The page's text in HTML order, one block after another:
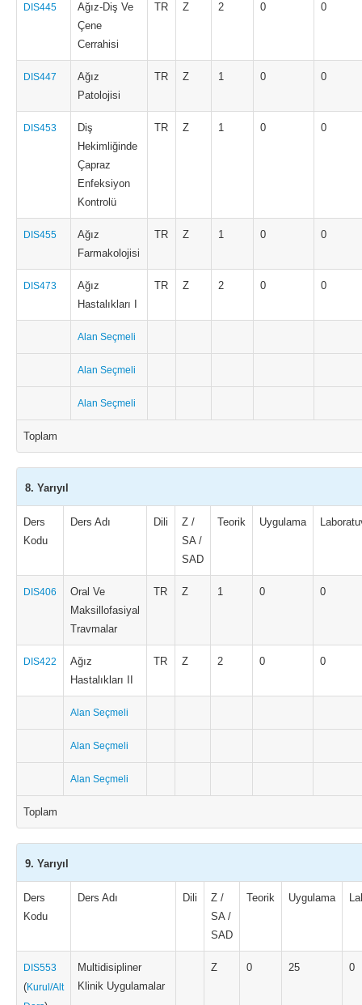
DIS445
Ağız-Diş Ve
Çene
Cerrahisi
TR Z 2 0 0
DIS447
Ağız
Patolojisi
TR Z 1 0 0
DIS453
Diş
Hekimliğinde
Çapraz
Enfeksiyon
Kontrolü
TR Z 1 0 0
DIS455
Ağız
Farmakolojisi
TR Z 1 0 0
DIS473
Ağız
Hastalıkları I
TR Z 2 0 0
Alan Seçmeli
Alan Seçmeli
Alan Seçmeli
Toplam
8. Yarıyıl
Ders
Kodu
Ders Adı Dili
Z /
SA /
SAD
Teorik Uygulama
DIS406
Oral Ve
Maksillofasiyal
Travmalar
TR Z 1 0 0
DIS422
Ağız
Hastalıkları II
TR Z 2 0 0
Alan Seçmeli
Alan Seçmeli
Alan Seçmeli
Toplam
9. Yarıyıl
Ders
Kodu
Ders Adı Dili
Z /
SA /
SAD
Teorik Uygulama
DIS553
(Kurul/Alt
Multidisipliner
Klinik Uygulamalar
Z 0 25 0